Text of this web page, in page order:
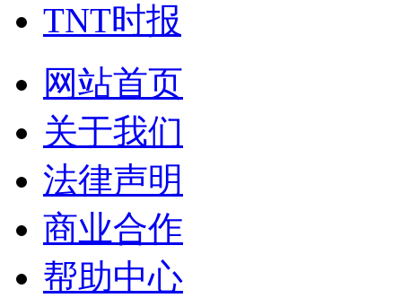
TNT时报
网站首页
关于我们
法律声明
商业合作
帮助中心